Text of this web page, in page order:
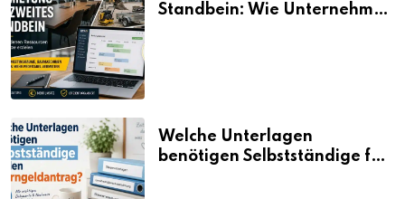
Standbein: Wie Unternehmen
Welche Unterlagen
benötigen Selbstständige für